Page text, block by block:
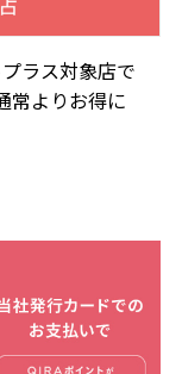
ラス対象店で
常よりお得に